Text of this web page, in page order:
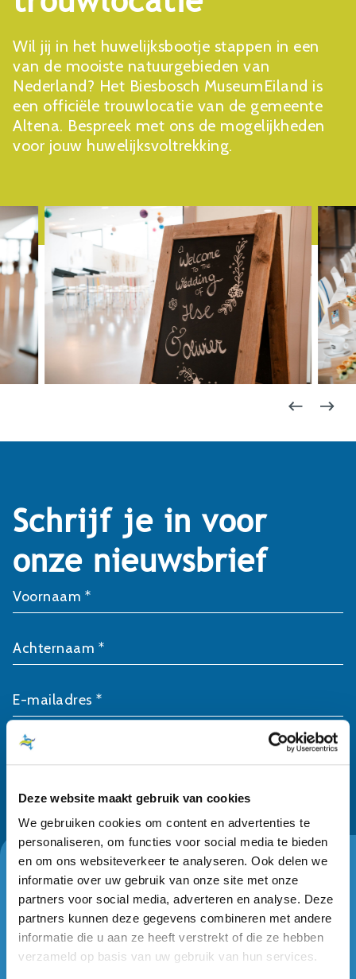
Deze website maakt gebruik van cookies
We gebruiken cookies om content en advertenties te
personaliseren, om functies voor social media te bieden
en om ons websiteverkeer te analyseren. Ook delen we
informatie over uw gebruik van onze site met onze
partners voor social media, adverteren en analyse. Deze
partners kunnen deze gegevens combineren met andere
informatie die u aan ze heeft verstrekt of die ze hebben
verzameld op basis van uw gebruik van hun services.
Wil jij in het huwelijksbootje stappen in een
van de mooiste natuurgebieden van
Nederland? Het Biesbosch MuseumEiland is
een officiële trouwlocatie van de gemeente
Altena. Bespreek met ons de mogelijkheden
voor jouw huwelijksvoltrekking.
Schrijf je in voor
onze nieuwsbrief
Voornaam *
Achternaam *
E-mailadres *
Vandaag open van11:00 - 17:00
Biesbosch MuseumEiland